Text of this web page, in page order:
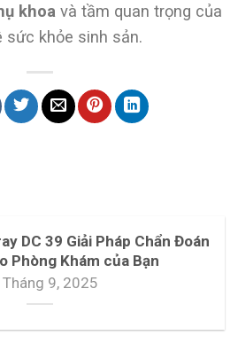
khoa và tầm quan trọng của
sức khỏe sinh sản.
DC 39 Giải Pháp Chẩn Đoán
Phòng Khám của Bạn
9, 2025